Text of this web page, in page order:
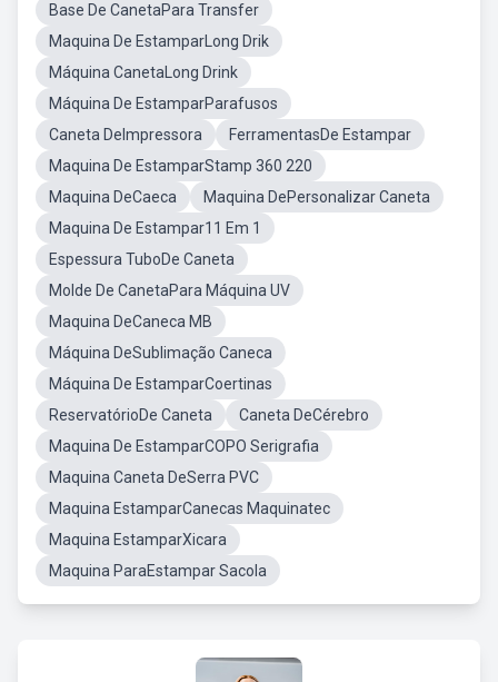
Base De CanetaPara Transfer
Maquina De EstamparLong Drik
Máquina CanetaLong Drink
Máquina De EstamparParafusos
Caneta DeImpressora
FerramentasDe Estampar
Maquina De EstamparStamp 360 220
Maquina DeCaeca
Maquina DePersonalizar Caneta
Maquina De Estampar11 Em 1
Espessura TuboDe Caneta
Molde De CanetaPara Máquina UV
Maquina DeCaneca MB
Máquina DeSublimação Caneca
Máquina De EstamparCoertinas
ReservatórioDe Caneta
Caneta DeCérebro
Maquina De EstamparCOPO Serigrafia
Maquina Caneta DeSerra PVC
Maquina EstamparCanecas Maquinatec
Maquina EstamparXicara
Maquina ParaEstampar Sacola